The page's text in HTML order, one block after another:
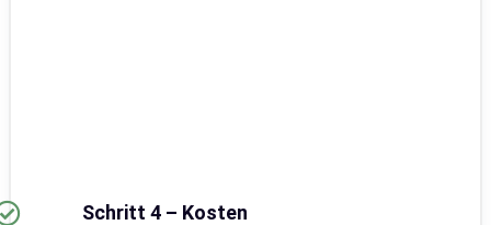
Schritt 4 – Kosten